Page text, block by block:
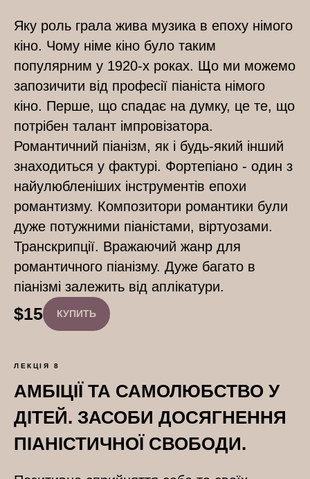
Яку роль грала жива музика в епоху німого
кіно. Чому німе кіно було таким
популярним у 1920-х роках. Що ми можемо
запозичити від професії піаніста німого
кіно. Перше, що спадає на думку, це те, що
потрібен талант імпровізатора.
Романтичний піанізм, як і будь-який інший
знаходиться у фактурі. Фортепіано - один з
найулюбленіших інструментів епохи
романтизму. Композитори романтики були
дуже потужними піаністами, віртуозами.
Транскрипції. Вражаючий жанр для
романтичного піанізму. Дуже багато в
піанізмі залежить від аплікатури.
$15 КУПИТЬ
ЛЕКЦІЯ 8
АМБІЦІЇ ТА САМОЛЮБСТВО У
ДІТЕЙ. ЗАСОБИ ДОСЯГНЕННЯ
ПІАНІСТИЧНОЇ СВОБОДИ.